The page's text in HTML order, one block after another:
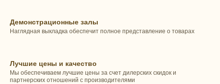
Демонстрационные залы
Наглядная выкладка обеспечит полное представление о товарах
Лучшие цены и качество
Мы обеспечиваем лучшие цены за счет дилерских скидок и
партнерских отношений с производителями